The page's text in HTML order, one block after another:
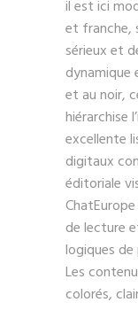
il est ici
et franche,
sérieux et
dynamique
et au noir,
hiérarchise
excellente
digitaux
éditoriale
de lecture
logiques
Les
colorés,